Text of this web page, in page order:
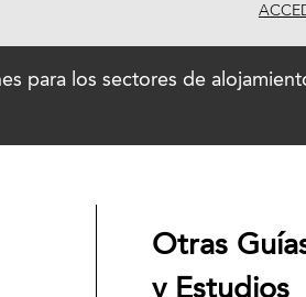
para los sectores de
Otras
y Estudios